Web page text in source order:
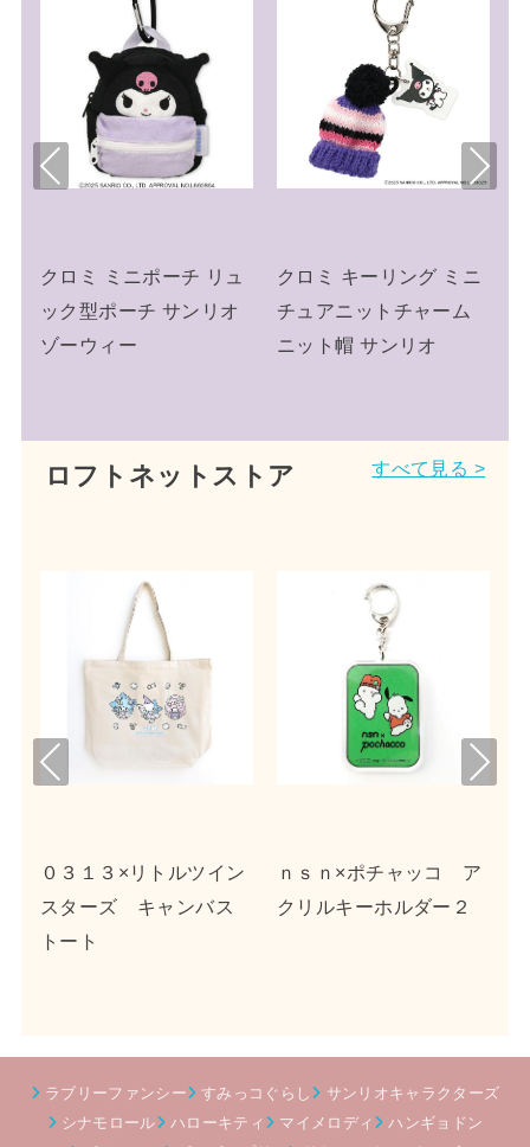
キーリング ミニ
ニットチャーム
帽 サンリオ
クロミ おもちゃ ミニボ
イスレコーダー サンリ
クロミ ペ
ールバッ
ス クロミ
Pre
Nex
ロフトネットストア すべて見る >
ｎｓｎ×ポチャッコ ア
クリルキーホルダー２
ｍｏｇ×シナモロール
合皮フラットポーチ
Pre
Nex
ラブリーファンシー すみっコぐらし
サンリオキャラクターズ
シナモロール
ハローキティ マイメロディ
ハンギョドン